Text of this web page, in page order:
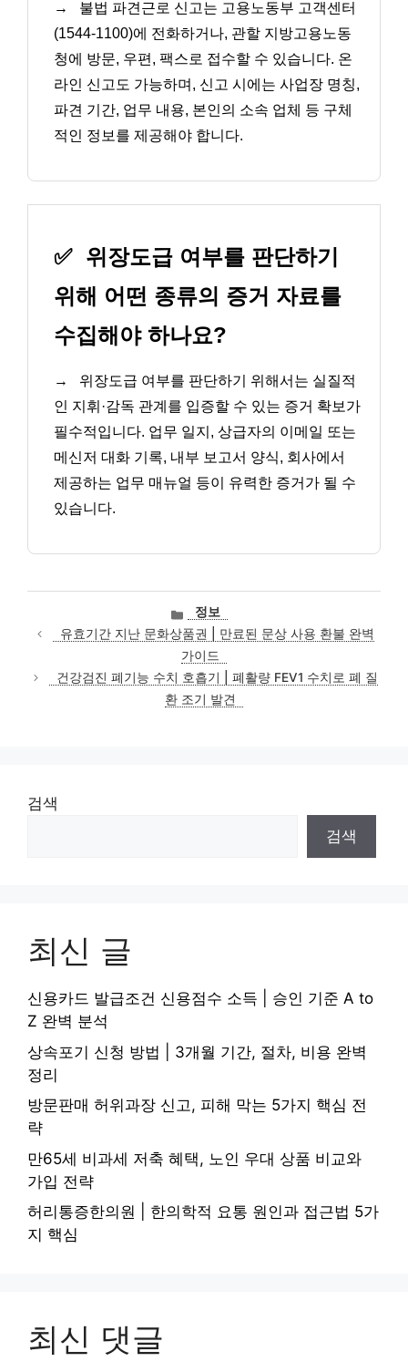
→
불법 파견근로 신고는 고용노동부 고객센터
(1544-1100)에 전화하거나, 관할 지방고용노동
청에 방문, 우편, 팩스로 접수할 수 있습니다. 온
라인 신고도 가능하며, 신고 시에는 사업장 명칭,
파견 기간, 업무 내용, 본인의 소속 업체 등 구체
적인 정보를 제공해야 합니다.
✅ 위장도급 여부를 판단하기
위해 어떤 종류의 증거 자료를
수집해야 하나요?
→
위장도급 여부를 판단하기 위해서는 실질적
인 지휘·감독 관계를 입증할 수 있는 증거 확보가
필수적입니다. 업무 일지, 상급자의 이메일 또는
메신저 대화 기록, 내부 보고서 양식, 회사에서
제공하는 업무 매뉴얼 등이 유력한 증거가 될 수
있습니다.
카
테
고
리
정보
유효기간 지난 문화상품권 | 만료된 문상 사용 환불 완벽
가이드
건강검진 폐기능 수치 호흡기 | 폐활량 FEV1 수치로 폐 질
환 조기 발견
검색
검색
최신 글
신용카드 발급조건 신용점수 소득 | 승인 기준 A to
Z 완벽 분석
상속포기 신청 방법 | 3개월 기간, 절차, 비용 완벽
정리
방문판매 허위과장 신고, 피해 막는 5가지 핵심 전
략
만65세 비과세 저축 혜택, 노인 우대 상품 비교와
가입 전략
허리통증한의원 | 한의학적 요통 원인과 접근법 5가
지 핵심
최신 댓글